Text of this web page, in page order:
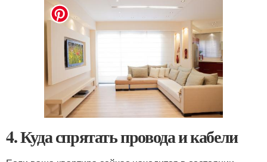
4. Куда спрятать провода и кабели